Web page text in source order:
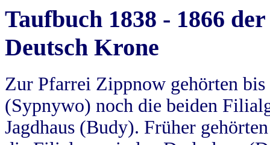
Taufbuch 1838 - 1866
Deutsch Krone
Zur Pfarrei Zippnow gehörten
(Sypnywo) noch die beiden
Jagdhaus (Budy). Früher